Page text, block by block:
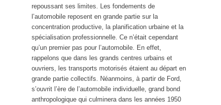
repoussant ses limites. Les fondements de
l’automobile reposent en grande partie sur la
concentration productive, la planification urbaine et la
spécialisation professionnelle. Ce n’était cependant
qu’un premier pas pour l’automobile. En effet,
rappelons que dans les grands centres urbains et
ouvriers, les transports motorisés étaient au départ en
grande partie collectifs. Néanmoins, à partir de Ford,
s’ouvrit l’ère de l’automobile individuelle, grand bond
anthropologique qui culminera dans les années 1950